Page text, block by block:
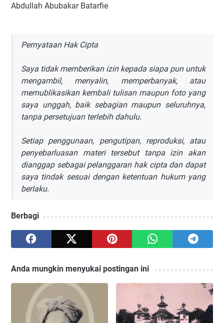
Abdullah Abubakar Batarfie
Pernyataan Hak Cipta
Saya tidak memberikan izin kepada siapa pun untuk
mengambil, menyalin, memperbanyak, atau
memublikasikan kembali tulisan maupun foto yang
saya unggah, baik sebagian maupun seluruhnya,
tanpa persetujuan terlebih dahulu.
Setiap penggunaan, pengutipan, reproduksi, atau
penyebarluasan materi tersebut tanpa izin akan
dianggap sebagai pelanggaran hak cipta dan dapat
saya tindak sesuai dengan ketentuan hukum yang
berlaku.
Berbagi
Anda mungkin menyukai postingan ini